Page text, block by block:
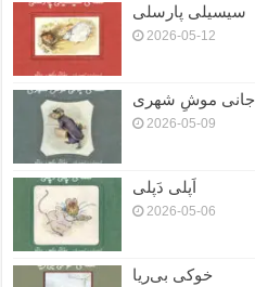
سیسیلی پارسلی
2026-05-12
جانی موشِ شهری
2026-05-09
اَپلی دَپلی
2026-05-06
خوکی بی‌ریا